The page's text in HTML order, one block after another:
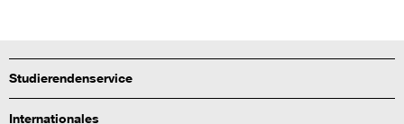
Studierendenservice
Internationales